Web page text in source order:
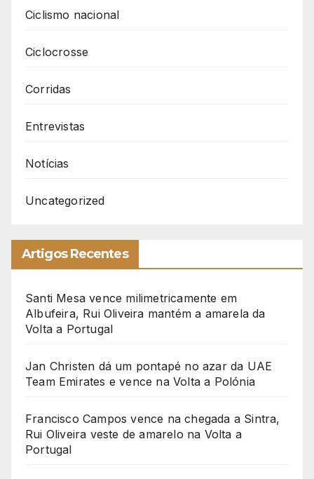
Ciclismo nacional
Ciclocrosse
Corridas
Entrevistas
Notícias
Uncategorized
Artigos Recentes
Santi Mesa vence milimetricamente em
Albufeira, Rui Oliveira mantém a amarela da
Volta a Portugal
Jan Christen dá um pontapé no azar da UAE
Team Emirates e vence na Volta a Polónia
Francisco Campos vence na chegada a Sintra,
Rui Oliveira veste de amarelo na Volta a
Portugal